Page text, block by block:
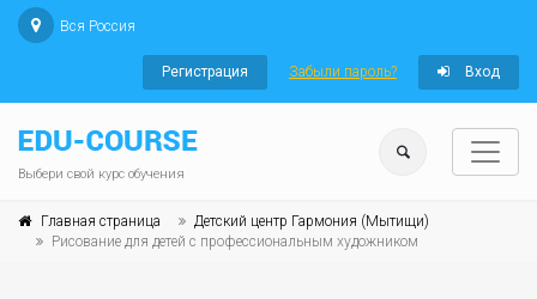
Вся Россия
Регистрация Забыли пароль? Вход
Выбери свой курс обучения
Главная страница
Детский центр Гармония (Мытищи)
Рисование для детей с профессиональным художником